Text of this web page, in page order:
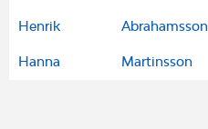
Henrik Abrahamsson
Hanna Martinsson